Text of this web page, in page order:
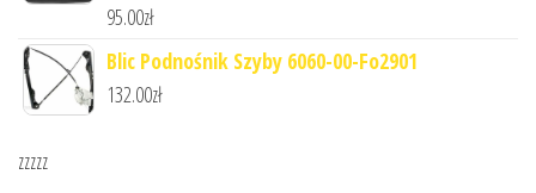
95.00zł
Blic Podnośnik Szyby 6060-00-Fo2901
132.00zł
zzzzz